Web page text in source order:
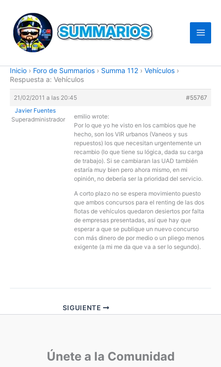
contenido
Inicio › Foro de Summarios › Summa 112 › Vehículos ›
Respuesta a: Vehículos
21/02/2011 a las 20:45
#55767
Javier Fuentes
Superadministrador
emilio wrote:
Por lo que yo he visto en los cambios que he
hecho, son los VIR urbanos (Vaneos y sus
repuestos) los que necesitan urgentemente un
recambio (lo que tiene su lógica, dada su carga
de trabajo). Si se cambiaran las UAD también
estaría muy bien pero ahora mismo, en mi
opinión, no debería ser la prioridad del servicio.
A corto plazo no se espera movimiento puesto
que ambos concursos para el renting de las dos
flotas de vehículos quedaron desiertos por falta
de empresas presentadas, así que hay que
esperar a que se publique un nuevo concurso
con más dinero de por medio o un pliego menos
exigente (a mi me da que va a ser lo segundo).
SIGUIENTE
Únete a la Comunidad